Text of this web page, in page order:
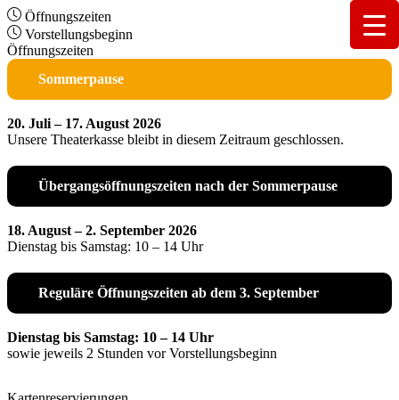
Öffnungszeiten
Vorstellungsbeginn
Öffnungszeiten
Sommerpause
20. Juli – 17. August 2026
Unsere Theaterkasse bleibt in diesem Zeitraum geschlossen.
Übergangsöffnungszeiten nach der Sommerpause
18. August – 2. September 2026
Dienstag bis Samstag: 10 – 14 Uhr
Reguläre Öffnungszeiten ab dem 3. September
Dienstag bis Samstag: 10 – 14 Uhr
sowie jeweils 2 Stunden vor Vorstellungsbeginn